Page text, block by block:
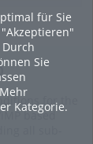
für Sie
Sie
Kategorie.
for the
based
all sub-